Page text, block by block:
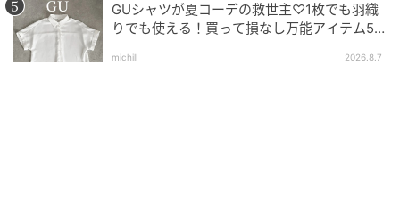
【Elura】「サラサラサマーフレアスリーブ」
¥7,700（税込）、「サラサラサマーギャザーパンツ」
GUシャツが夏コーデの救世主♡1枚でも羽織
りでも使える！買って損なし万能アイテム5
michill 2026.8.7